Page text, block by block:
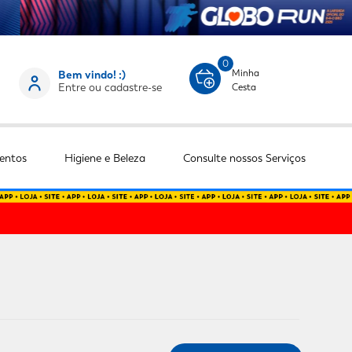
Bem vindo! :)
Entre ou cadastre-se
0
Minha
Cesta
Higiene e Beleza Consulte nossos Serviços